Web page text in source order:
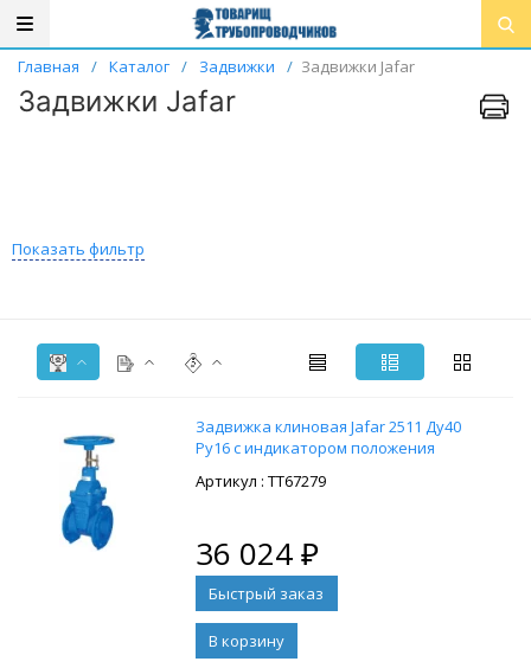
Главная / Каталог / Задвижки / Задвижки Jafar
Задвижки Jafar
Показать фильтр
Задвижка клиновая Jafar 2511 Ду40
Ру16 с индикатором положения
: ТТ67279
36 024₽
В корзину